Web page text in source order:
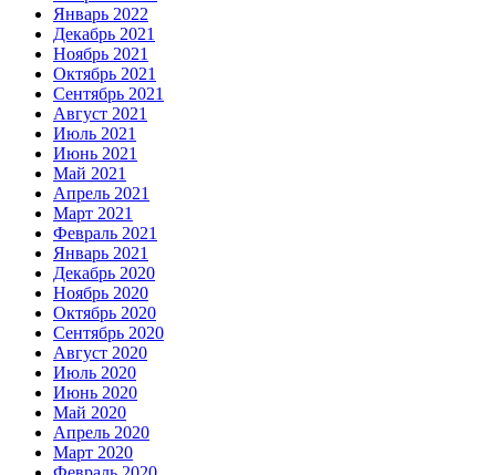
Январь 2022
Декабрь 2021
Ноябрь 2021
Октябрь 2021
Сентябрь 2021
Август 2021
Июль 2021
Июнь 2021
Май 2021
Апрель 2021
Март 2021
Февраль 2021
Январь 2021
Декабрь 2020
Ноябрь 2020
Октябрь 2020
Сентябрь 2020
Август 2020
Июль 2020
Июнь 2020
Май 2020
Апрель 2020
Март 2020